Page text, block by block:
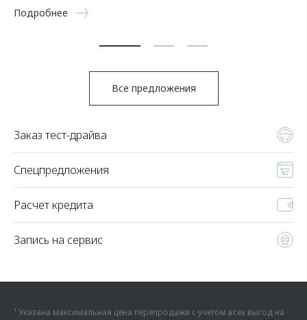
Подробнее
Все предложения
Заказ тест-драйва
Спецпредложения
Расчет кредита
Запись на сервис
¹ Указана максимальная цена перепродажи с учетом всех выгод на